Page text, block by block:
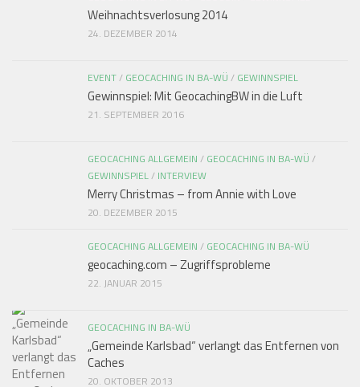
Weihnachtsverlosung 2014
24. DEZEMBER 2014
EVENT/ GEOCACHING IN BA-WÜ / GEWINNSPIEL
Gewinnspiel: Mit GeocachingBW in die Luft
21. SEPTEMBER 2016
GEOCACHING ALLGEMEIN / GEOCACHING IN BA-WÜ /
GEWINNSPIEL/ INTERVIEW
Merry Christmas – from Annie with Love
20. DEZEMBER 2015
GEOCACHING ALLGEMEIN / GEOCACHING IN BA-WÜ
geocaching.com – Zugriffsprobleme
22. JANUAR 2015
GEOCACHING IN BA-WÜ
„Gemeinde Karlsbad“ verlangt das Entfernen von
Caches
20. OKTOBER 2013